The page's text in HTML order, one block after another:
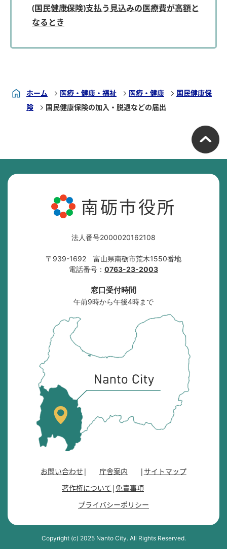
(国民健康保険)支払う見込みの医療費が高額と
なるとき
ホーム 医療・健康・福祉 医療・健康
国民健康保
険
国民健康保険の加入・脱退などの届出
南砺市役所
法人番号2000020162108
〒939-1692 富山県南砺市荒木1550番地
電話番号： 0763-23-2003
窓口受付時間
午前9時から午後4時まで
位
置
を
記
し
た
地
。
富
南
西
お問い合わせ 庁舎案内
サイトマップ
著作権について 免責事項
プライバシーポリシー
Copyright (c) 2025 Nanto City. All Rights Reserved.